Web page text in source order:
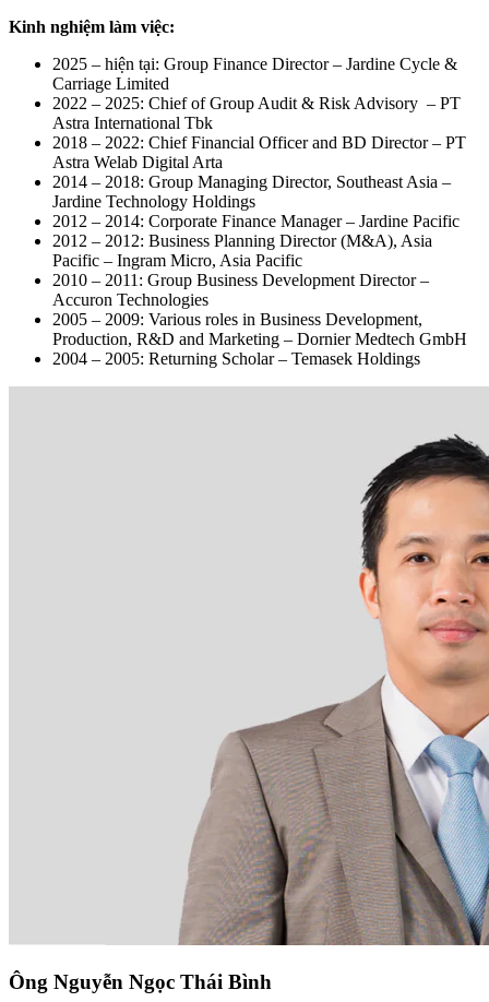
Kinh nghiệm làm việc:
2025 – hiện tại: Group Finance Director – Jardine Cycle &
Carriage Limited
2022 – 2025: Chief of Group Audit & Risk Advisory – PT
Astra International Tbk
2018 – 2022: Chief Financial Officer and BD Director – PT
Astra Welab Digital Arta
2014 – 2018: Group Managing Director, Southeast Asia –
Jardine Technology Holdings
2012 – 2014: Corporate Finance Manager – Jardine Pacific
2012 – 2012: Business Planning Director (M&A), Asia
Pacific – Ingram Micro, Asia Pacific
2010 – 2011: Group Business Development Director –
Accuron Technologies
2005 – 2009: Various roles in Business Development,
Production, R&D and Marketing – Dornier Medtech GmbH
2004 – 2005: Returning Scholar – Temasek Holdings
Ông Nguyễn Ngọc Thái Bình